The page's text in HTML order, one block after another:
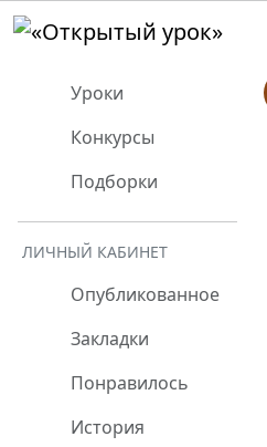
Уроки
Конкурсы
Подборки
ЛИЧНЫЙ КАБИНЕТ
Опубликованное
Закладки
Понравилось
История